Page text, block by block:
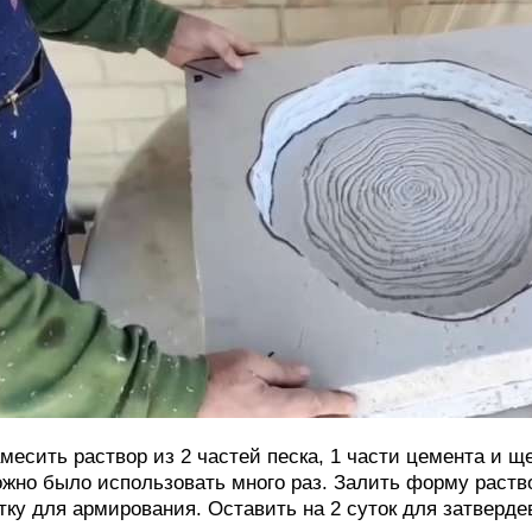
раствор из 2 частей песка, 1 части цемента и
было использовать много раз. Залить форму
для армирования. Оставить на 2 суток для